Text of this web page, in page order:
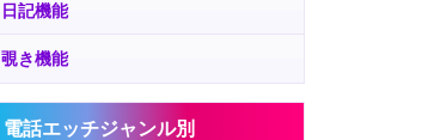
日記機能
覗き機能
電話エッチジャンル別